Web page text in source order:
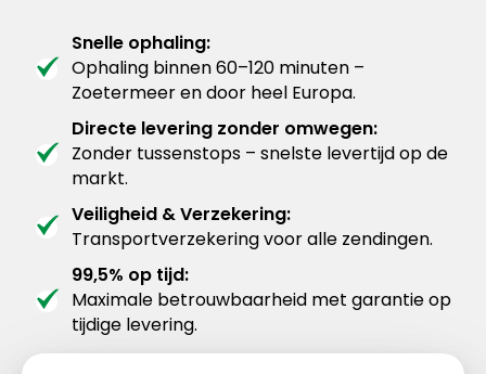
Snelle ophaling:
Ophaling binnen 60–120 minuten –
Zoetermeer en door heel Europa.
Directe levering zonder omwegen:
Zonder tussenstops – snelste levertijd op de
markt.
Veiligheid & Verzekering:
Transportverzekering voor alle zendingen.
99,5% op tijd:
Maximale betrouwbaarheid met garantie op
tijdige levering.